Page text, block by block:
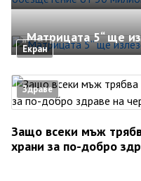
Екран
„Матрицата 5“ ще
Здраве
Защо всеки мъж
храни за по-добро